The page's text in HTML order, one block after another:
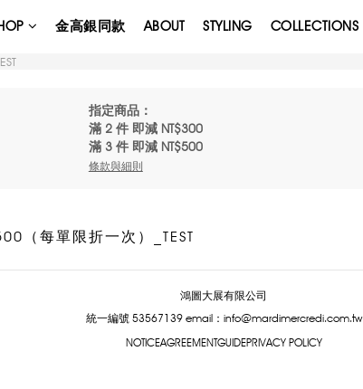
金高銀同款 ABOUT STYLING COLLECTIONS
指定商品：
滿 2 件 即減 NT$300
滿 3 件 即減 NT$500
條款與細則
（每單限折一次）_TEST
鴻圖大展有限公司
統一編號 53567139 email：info@mardimercredi.com.tw
NOTICEAGREEMENTGUIDEPRIVACY POLICY